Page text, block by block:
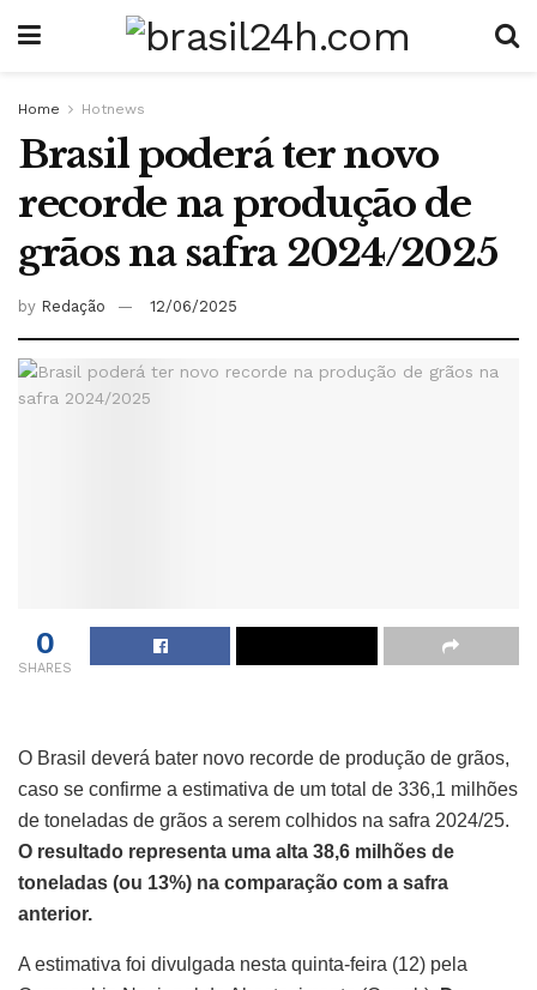
Home Hotnews
Brasil poderá ter novo
recorde na produção de
grãos na safra 2024/2025
by Redação 12/06/2025
0
SHARES
O Brasil deverá bater novo recorde de produção de grãos,
caso se confirme a estimativa de um total de 336,1 milhões
de toneladas de grãos a serem colhidos na safra 2024/25.
O resultado representa uma alta 38,6 milhões de
toneladas (ou 13%) na comparação com a safra
anterior.
A estimativa foi divulgada nesta quinta-feira (12) pela